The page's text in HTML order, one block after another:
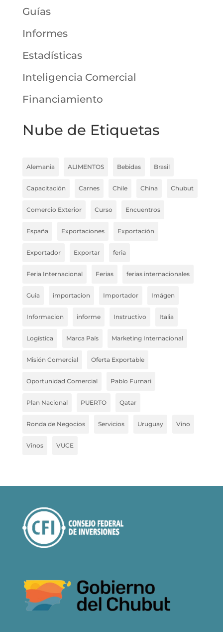
Guías
Informes
Estadísticas
Inteligencia Comercial
Financiamiento
Nube de Etiquetas
Alemania ALIMENTOS Bebidas Brasil
Capacitación Carnes Chile China Chubut
Comercio Exterior Curso Encuentros
España Exportaciones Exportación
Exportador Exportar feria
Feria Internacional Ferias ferias internacionales
Guia importacion Importador Imágen
Informacion informe Instructivo Italia
Logística Marca País Marketing Internacional
Misión Comercial Oferta Exportable
Oportunidad Comercial Pablo Furnari
Plan Nacional PUERTO Qatar
Ronda de Negocios Servicios Uruguay Vino
Vinos VUCE